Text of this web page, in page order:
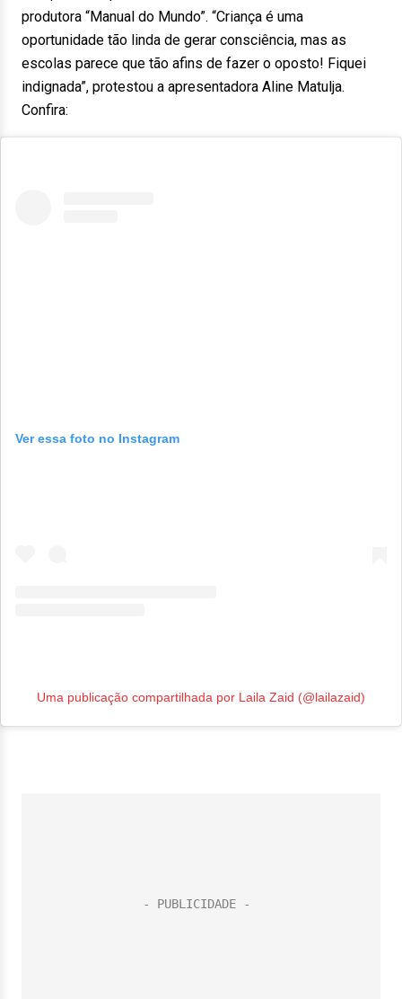
produtora “Manual do Mundo”. “Criança é uma
oportunidade tão linda de gerar consciência, mas as
escolas parece que tão afins de fazer o oposto! Fiquei
indignada”, protestou a apresentadora Aline Matulja.
Confira:
Ver essa foto no Instagram
Uma publicação compartilhada por Laila Zaid (@lailazaid)